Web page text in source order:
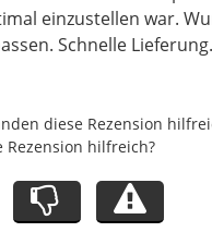
einzustellen war.
Schnelle Lieferung.
diese Rezension
Rezension hilfreich?